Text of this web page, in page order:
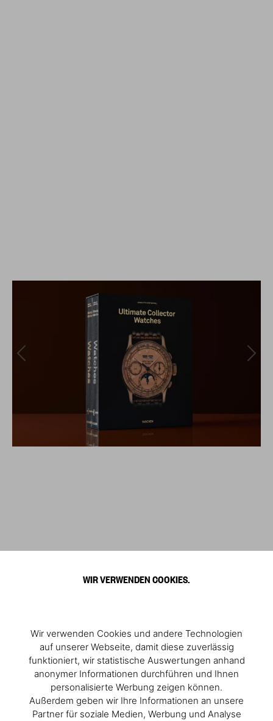
WIR VERWENDEN COOKIES.
Wir verwenden Cookies und andere Technologien
auf unserer Webseite, damit diese zuverlässig
funktioniert, wir statistische Auswertungen anhand
anonymer Informationen durchführen und Ihnen
personalisierte Werbung zeigen können.
Außerdem geben wir Ihre Informationen an unsere
Partner für soziale Medien, Werbung und Analyse